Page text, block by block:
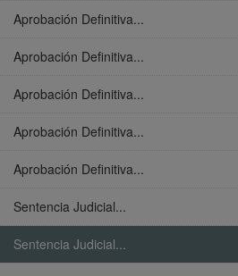
Aprobación Definitiva...
Aprobación Definitiva...
Aprobación Definitiva...
Aprobación Definitiva...
Aprobación Definitiva...
Sentencia Judicial...
Sentencia Judicial...